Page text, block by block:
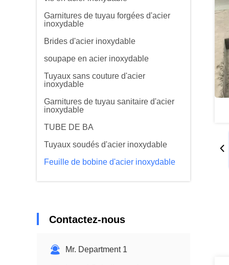
Garnitures de tuyau forgées d'acier
inoxydable
Brides d'acier inoxydable
soupape en acier inoxydable
Tuyaux sans couture d'acier
inoxydable
Garnitures de tuyau sanitaire d'acier
inoxydable
TUBE DE BA
Tuyaux soudés d'acier inoxydable
Feuille de bobine d'acier inoxydable
Contactez-nous
Mr. Department 1